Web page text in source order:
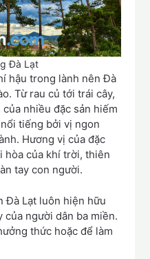
Đà Lạt
hậu trong lành nên Đà
Từ rau củ tới trái cây,
nhiều đặc sản hiếm
tiếng bởi vị ngon
Hương vị của đặc
hòa của khí trời, thiên
tay con người.
Đà Lạt luôn hiện hữu
người dân ba miền.
thức hoặc để làm